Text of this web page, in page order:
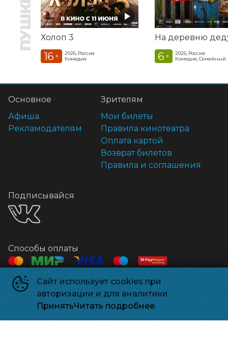
Холоп 3
16 +
2026, Россия
Комедия
6 +
2026, Россия
Комедия, Семейный
Сайт использует cookies при
авторизации и для аналитики
ПринятьЧитать подробнее
Основное
Афиша
Рекламодателям
Зрителям
Мои билеты
Правила кинотеатра
Оплата картой
Возврат билетов
Правила и соглашения
Подписывайся
Способы оплаты
Контакты
+7 918 541-18-18